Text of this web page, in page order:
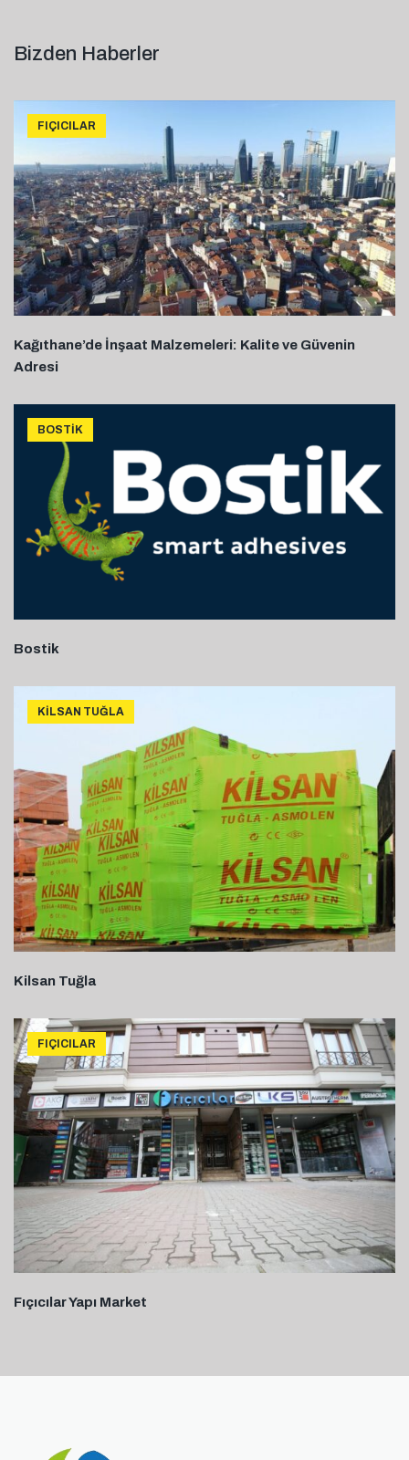
Bizden Haberler
FIÇICILAR
Kağıthane’de İnşaat Malzemeleri: Kalite ve Güvenin
Adresi
BOSTIK
Bostik
KILSAN TUĞLA
Kilsan Tuğla
FIÇICILAR
Fıçıcılar Yapı Market